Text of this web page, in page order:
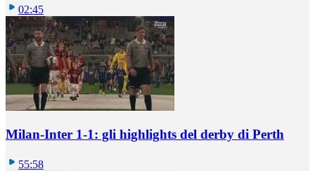
02:45
Milan-Inter 1-1: gli highlights del derby di Perth
55:58